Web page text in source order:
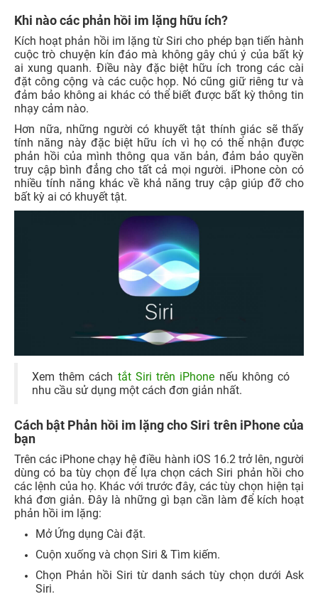
Khi nào các phản hồi im lặng hữu ích?
Kích hoạt phản hồi im lặng từ Siri cho phép bạn tiến hành
cuộc trò chuyện kín đáo mà không gây chú ý của bất kỳ
ai xung quanh. Điều này đặc biệt hữu ích trong các cài
đặt công cộng và các cuộc họp. Nó cũng giữ riêng tư và
đảm bảo không ai khác có thể biết được bất kỳ thông tin
nhạy cảm nào.
Hơn nữa, những người có khuyết tật thính giác sẽ thấy
tính năng này đặc biệt hữu ích vì họ có thể nhận được
phản hồi của mình thông qua văn bản, đảm bảo quyền
truy cập bình đẳng cho tất cả mọi người. iPhone còn có
nhiều tính năng khác về khả năng truy cập giúp đỡ cho
bất kỳ ai có khuyết tật.
Xem thêm cách tắt Siri trên iPhone nếu không có
nhu cầu sử dụng một cách đơn giản nhất.
Cách bật Phản hồi im lặng cho Siri trên iPhone của
bạn
Trên các iPhone chạy hệ điều hành iOS 16.2 trở lên, người
dùng có ba tùy chọn để lựa chọn cách Siri phản hồi cho
các lệnh của họ. Khác với trước đây, các tùy chọn hiện tại
khá đơn giản. Đây là những gì bạn cần làm để kích hoạt
phản hồi im lặng:
Mở Ứng dụng Cài đặt.
Cuộn xuống và chọn Siri & Tìm kiếm.
Chọn Phản hồi Siri từ danh sách tùy chọn dưới Ask
Siri.